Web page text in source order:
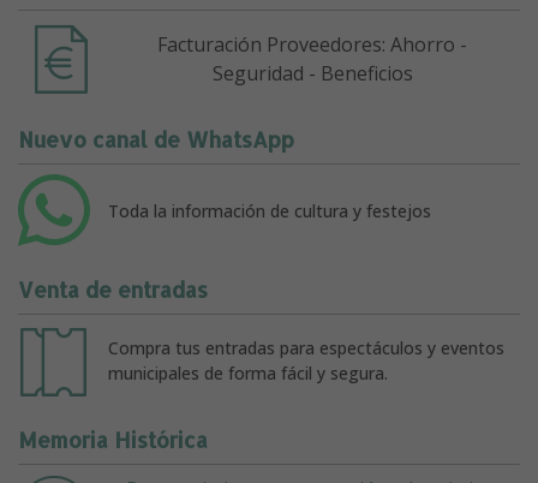
Facturación Proveedores: Ahorro -
Seguridad - Beneficios
Nuevo canal de WhatsApp
Toda la información de cultura y festejos
Venta de entradas
Compra tus entradas para espectáculos y eventos
municipales de forma fácil y segura.
Memoria Histórica